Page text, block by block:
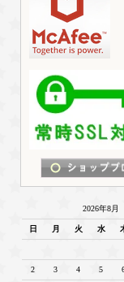
2026年8月
日 月 火 水
2 3 4 5